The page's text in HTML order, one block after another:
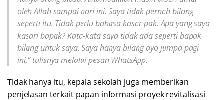
oleh Allah sampai hari ini. Saya tidak pernah bilang
seperti itu. Tidak perlu bahasa kasar pak. Apa yang saya
kasari bapak? Kata-kata saya tidak ada seperti bapak
bilang untuk saya. Saya hanya bilang ayo jumpa pagi
ini,” tulisnya melalui pesan WhatsApp.
Tidak hanya itu, kepala sekolah juga memberikan
penjelasan terkait papan informasi proyek revitalisasi